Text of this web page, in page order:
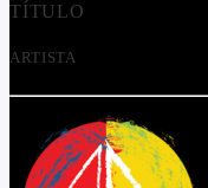
TÍTULO
ARTISTA